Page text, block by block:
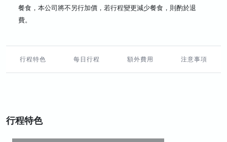
餐食，本公司將不另行加價，若行程變更減少餐食，則酌於退
費。
行程特色 每日行程 額外費用 注意事項
行程特色